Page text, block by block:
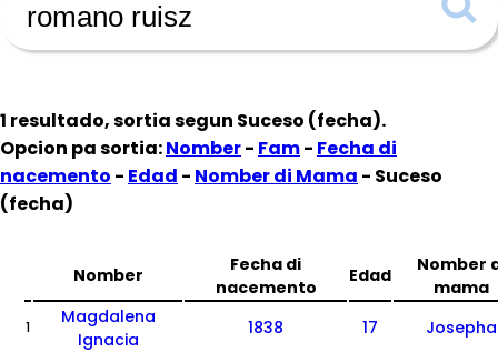
1 resultado, sortia segun Suceso (fecha).
Opcion pa sortia:Nomber- Fam- Fecha di
nacemento - Edad - Nomber di Mama - Suceso
(fecha)
Nomber
Fecha di
nacemento
Edad
Nomber
mama
1
Magdalena
Ignacia
1838 17 Josepha